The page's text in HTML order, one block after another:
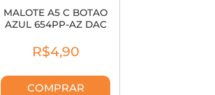
MALOTE A5 C BOTAO
AZUL 654PP-AZ DAC
R$4,90
COMPRAR